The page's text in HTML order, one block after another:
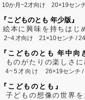
10か月~2才向け 20×19セン
『こどものとも 年少版』
絵本に興味を持ちはじ
2~4 才向け 21×10センチ /
『こどものとも 年中向
ものがたりの楽しさに
4~5才向け26×19センチ
『こどものとも』
子どもの想像の世界を